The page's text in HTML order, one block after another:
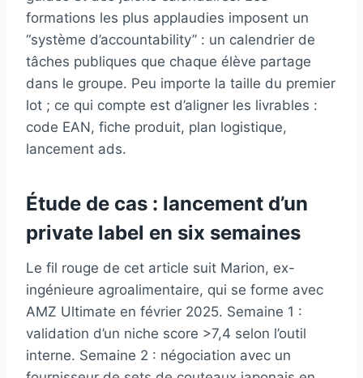
formations les plus applaudies imposent un
“système d’accountability” : un calendrier de
tâches publiques que chaque élève partage
dans le groupe. Peu importe la taille du premier
lot ; ce qui compte est d’aligner les livrables :
code EAN, fiche produit, plan logistique,
lancement ads.
Étude de cas : lancement d’un
private label en six semaines
Le fil rouge de cet article suit Marion, ex-
ingénieure agroalimentaire, qui se forme avec
AMZ Ultimate en février 2025. Semaine 1 :
validation d’un niche score >7,4 selon l’outil
interne. Semaine 2 : négociation avec un